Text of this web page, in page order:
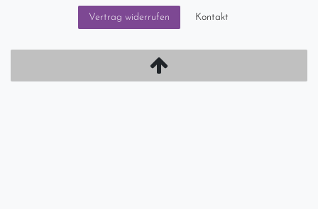
Vertrag widerrufen Kontakt